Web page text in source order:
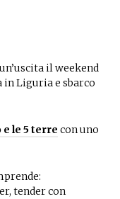
il weekend
in Liguria e sbarco
e le 5 terre con uno
tender con